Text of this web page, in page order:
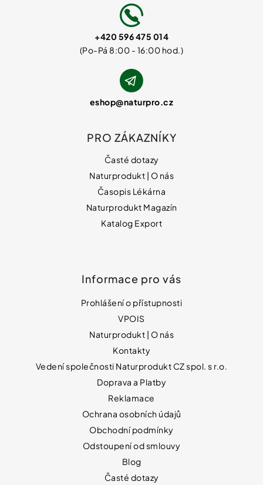
eshop@naturpro.cz
+420 596 475 014
PRO ZÁKAZNÍKY
Časté dotazy
Naturprodukt | O nás
Časopis Lékárna
Naturprodukt Magazín
Katalog Export
Informace pro vás
Prohlášení o přístupnosti
VPOIS
Naturprodukt | O nás
Kontakty
Vedení společnosti Naturprodukt CZ spol. s r.o.
Doprava a Platby
Reklamace
Ochrana osobních údajů
Obchodní podmínky
Odstoupení od smlouvy
Blog
Časté dotazy